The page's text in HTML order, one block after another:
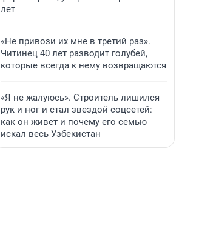
лет
«Не привози их мне в третий раз».
Читинец 40 лет разводит голубей,
которые всегда к нему возвращаются
«Я не жалуюсь». Строитель лишился
рук и ног и стал звездой соцсетей:
как он живет и почему его семью
искал весь Узбекистан